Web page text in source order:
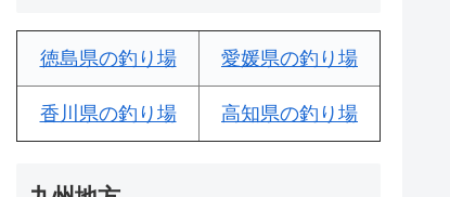
徳島県の釣り場 愛媛県の釣り場
香川県の釣り場 高知県の釣り場